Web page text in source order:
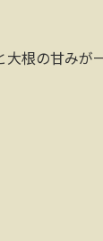
根の甘み